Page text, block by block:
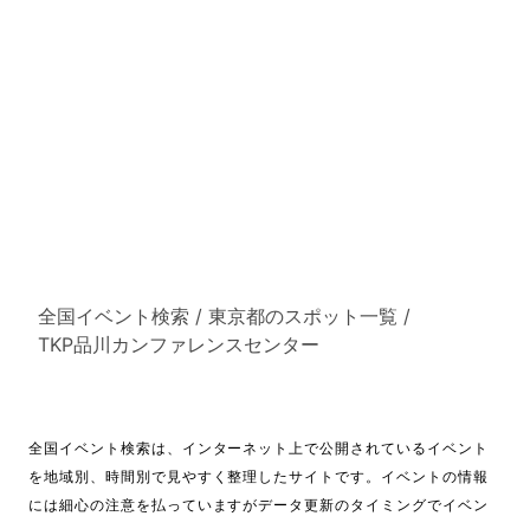
全国イベント検索 / 東京都のスポット一覧 /
TKP品川カンファレンスセンター
全国イベント検索は、インターネット上で公開されているイベント
を地域別、時間別で見やすく整理したサイトです。イベントの情報
には細心の注意を払っていますがデータ更新のタイミングでイベン